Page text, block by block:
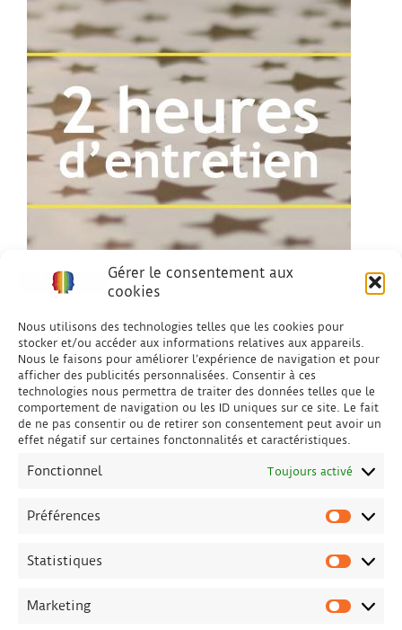
Gérer le consentement aux
cookies
Nous utilisons des technologies telles que les cookies pour
stocker et/ou accéder aux informations relatives aux appareils.
Nous le faisons pour améliorer l’expérience de navigation et pour
afficher des publicités personnalisées. Consentir à ces
technologies nous permettra de traiter des données telles que le
comportement de navigation ou les ID uniques sur ce site. Le fait
de ne pas consentir ou de retirer son consentement peut avoir un
effet négatif sur certaines fonctonnalités et caractéristiques.
Fonctionnel Toujours activé
Préférences
Statistiques
Marketing